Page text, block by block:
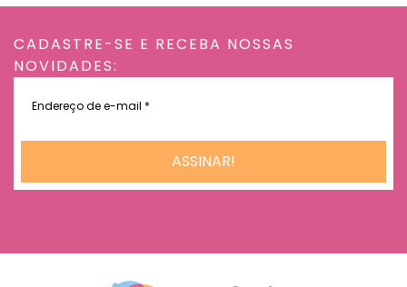
CADASTRE-SE E RECEBA NOSSAS
NOVIDADES:
mail